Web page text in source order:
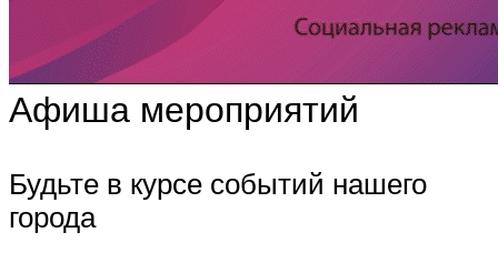
Афиша мероприятий
Будьте в курсе событий нашего
города